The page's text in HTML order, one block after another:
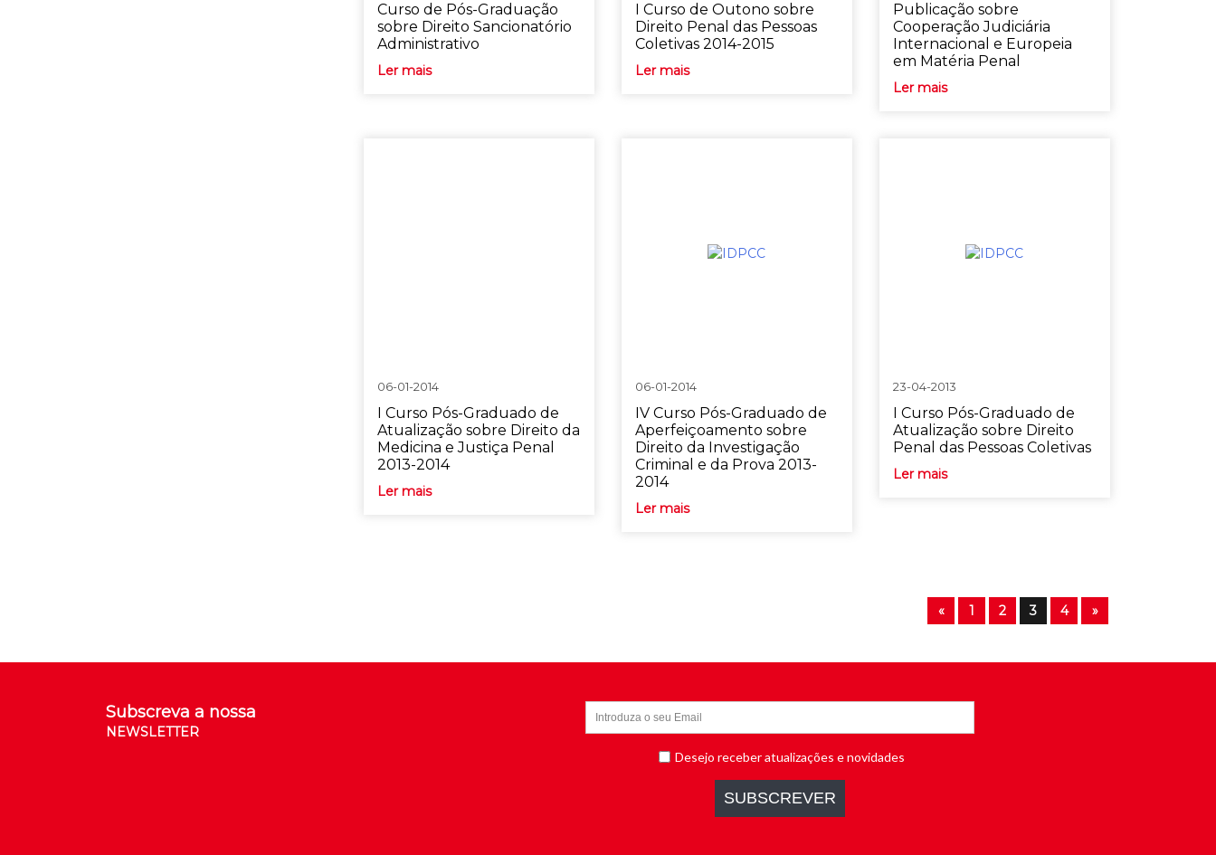
Curso de Pós-Graduação
sobre Direito Sancionatório
Administrativo
Ler mais
I Curso de Outono sobre
Direito Penal das Pessoas
Coletivas 2014-2015
Ler mais
Publicação sobre
Cooperação Judiciária
Internacional e Europeia
em Matéria Penal
Ler mais
06-01-2014
I Curso Pós-Graduado de
Atualização sobre Direito da
Medicina e Justiça Penal
2013-2014
Ler mais
06-01-2014
IV Curso Pós-Graduado de
Aperfeiçoamento sobre
Direito da Investigação
Criminal e da Prova 2013-
2014
Ler mais
23-04-2013
I Curso Pós-Graduado de
Atualização sobre Direito
Penal das Pessoas Coletivas
Ler mais
« 1 2 3 4 »
Subscreva a nossa
NEWSLETTER